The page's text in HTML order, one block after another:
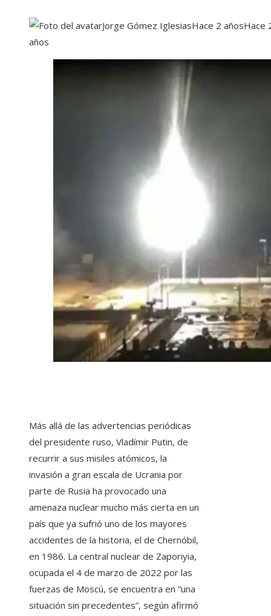
Jorge Gómez IglesiasHace 2 añosHace
años
Más allá de las advertencias periódicas
del presidente ruso, Vladímir Putin, de
recurrir a sus misiles atómicos, la
invasión a gran escala de Ucrania por
parte de Rusia ha provocado una
amenaza nuclear mucho más cierta en un
país que ya sufrió uno de los mayores
accidentes de la historia, el de Chernóbil,
en 1986. La central nuclear de Zaporiyia,
ocupada el 4 de marzo de 2022 por las
fuerzas de Moscú, se encuentra en “una
situación sin precedentes”, según afirmó